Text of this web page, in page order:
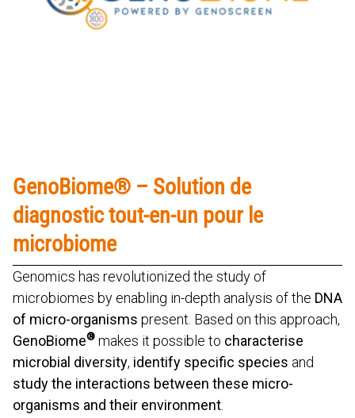
GenoBiome® – Solution de
diagnostic tout-en-un pour le
microbiome
Genomics has revolutionized the study of
microbiomes by enabling in-depth analysis of the DNA
of micro-organisms present. Based on this approach,
GenoBiome® makes it possible to characterise
microbial diversity, identify specific species and
study the interactions between these micro-
organisms and their environment